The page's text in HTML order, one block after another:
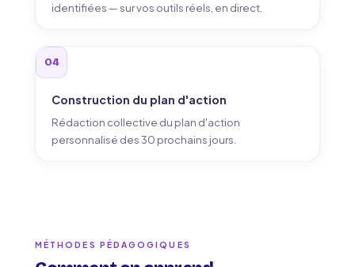
identifiées — sur vos outils réels, en direct.
04
Construction du plan d'action
Rédaction collective du plan d'action
personnalisé des 30 prochains jours.
MÉTHODES PÉDAGOGIQUES